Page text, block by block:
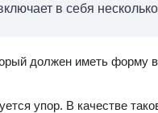
в себя
должен иметь форму
упор. В качестве